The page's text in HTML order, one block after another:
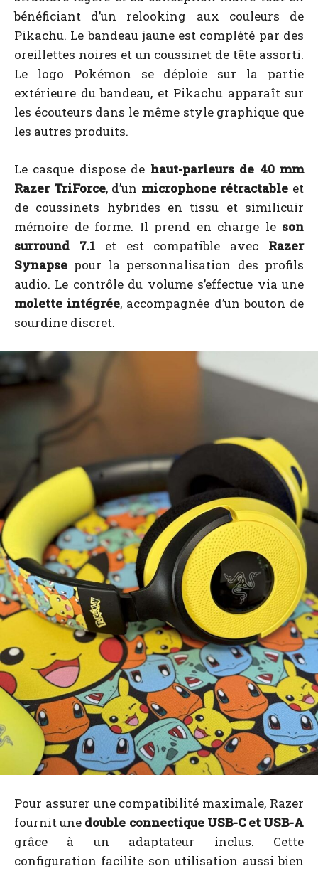
bénéficiant d’un relooking aux couleurs de
Pikachu. Le bandeau jaune est complété par des
oreillettes noires et un coussinet de tête assorti.
Le logo Pokémon se déploie sur la partie
extérieure du bandeau, et Pikachu apparaît sur
les écouteurs dans le même style graphique que
les autres produits.
Le casque dispose de haut-parleurs de 40 mm
Razer TriForce, d’un microphone rétractable et
de coussinets hybrides en tissu et similicuir
mémoire de forme. Il prend en charge le son
surround 7.1et est compatible avec Razer
Synapse pour la personnalisation des profils
audio. Le contrôle du volume s’effectue via une
molette intégrée, accompagnée d’un bouton de
sourdine discret.
Pour assurer une compatibilité maximale, Razer
fournit une double connectique USB-C et USB-A
grâce à un adaptateur inclus. Cette
configuration facilite son utilisation aussi bien